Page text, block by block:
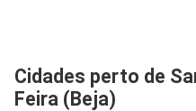
Cidades perto de
Feira (Beja)